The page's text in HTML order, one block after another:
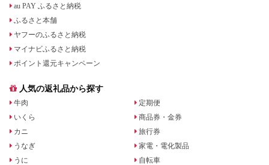
au PAY ふるさと納税
ふるさと本舗
ヤフーのふるさと納税
マイナビふるさと納税
ポイント還元キャンペーン
人気の返礼品から探す
牛肉
いくら
カニ
うなぎ
うに
定期便
商品券・金券
旅行券
家電・電化製品
自転車